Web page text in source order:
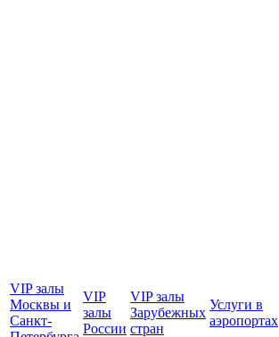
VIP залы
Москвы и
Санкт-
VIP
залы
Росcии
VIP залы
Зарубежных
стран
Услуги в
аэропортах